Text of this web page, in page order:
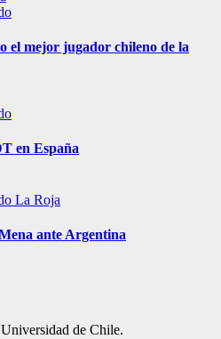
el mejor jugador chileno de la
en España
La Roja
ante Argentina
de Chile.